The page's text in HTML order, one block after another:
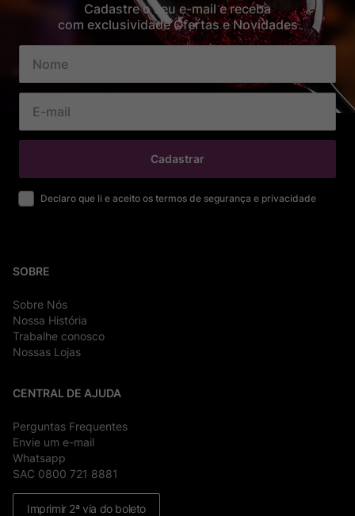
Cadastre o seu e-mail e receba
com exclusividade Ofertas e Novidades
Cadastrar
Declaro que li e aceito os termos de segurança e privacidade
SOBRE
Sobre Nós
Nossa História
Trabalhe conosco
Nossas Lojas
CENTRAL DE AJUDA
Perguntas Frequentes
Envie um e-mail
Whatsapp
SAC 0800 721 8881
Imprimir 2ª via do boleto